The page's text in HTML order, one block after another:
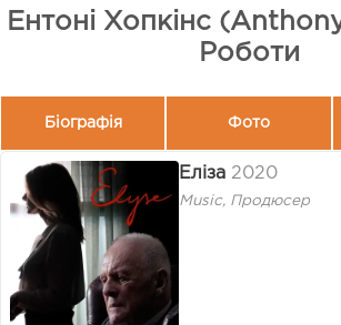
Ентоні Хопкінс
Роботи
Біографія Фото
Еліза 2020
Music, Продюсер